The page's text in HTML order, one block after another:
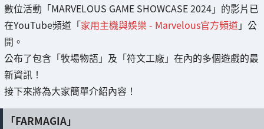
數位活動「MARVELOUS GAME SHOWCASE 2024」的影片已
在YouTube頻道「家用主機與娛樂 - Marvelous官方頻道 」公
開。
公布了包含「牧場物語」及「符文工廠」在內的多個遊戲的最
新資訊！
接下來將為大家簡單介紹內容！
「FARMAGIA」